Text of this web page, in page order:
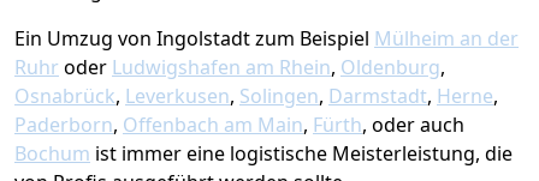
Ein Umzug von Ingolstadt zum Beispiel Mülheim an der
Ruhr oder Ludwigshafen am Rhein, Oldenburg,
Osnabrück, Leverkusen, Solingen, Darmstadt, Herne,
Paderborn, Offenbach am Main, Fürth, oder auch
Bochum ist immer eine logistische Meisterleistung, die